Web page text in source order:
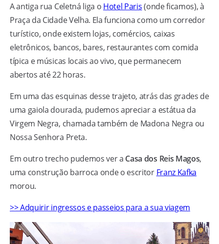
A antiga rua Celetná liga o Hotel Paris(onde ficamos), à
Praça da Cidade Velha. Ela funciona como um corredor
turístico, onde existem lojas, comércios, caixas
eletrônicos, bancos, bares, restaurantes com comida
típica e músicas locais ao vivo, que permanecem
abertos até 22 horas.
Em uma das esquinas desse trajeto, atrás das grades de
uma gaiola dourada, pudemos apreciar a estátua da
Virgem Negra, chamada também de Madona Negra ou
Nossa Senhora Preta.
Em outro trecho pudemos ver a Casa dos Reis Magos,
uma construção barroca onde o escritor Franz Kafka
morou.
>> Adquirir ingressos e passeios para a sua viagem